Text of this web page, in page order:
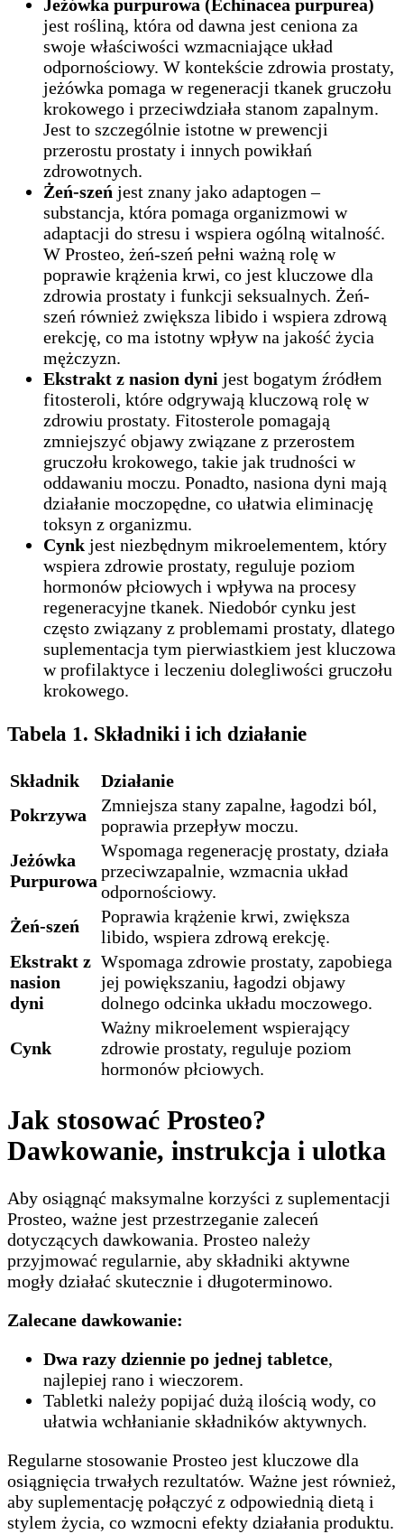
Jeżówka purpurowa (Echinacea purpurea)
jest rośliną, która od dawna jest ceniona za
swoje właściwości wzmacniające układ
odpornościowy. W kontekście zdrowia prostaty,
jeżówka pomaga w regeneracji tkanek gruczołu
krokowego i przeciwdziała stanom zapalnym.
Jest to szczególnie istotne w prewencji
przerostu prostaty i innych powikłań
zdrowotnych.
Żeń-szeń jest znany jako adaptogen –
substancja, która pomaga organizmowi w
adaptacji do stresu i wspiera ogólną witalność.
W Prosteo, żeń-szeń pełni ważną rolę w
poprawie krążenia krwi, co jest kluczowe dla
zdrowia prostaty i funkcji seksualnych. Żeń-
szeń również zwiększa libido i wspiera zdrową
erekcję, co ma istotny wpływ na jakość życia
mężczyzn.
Ekstrakt z nasion dyni jest bogatym źródłem
fitosteroli, które odgrywają kluczową rolę w
zdrowiu prostaty. Fitosterole pomagają
zmniejszyć objawy związane z przerostem
gruczołu krokowego, takie jak trudności w
oddawaniu moczu. Ponadto, nasiona dyni mają
działanie moczopędne, co ułatwia eliminację
toksyn z organizmu.
Cynk jest niezbędnym mikroelementem, który
wspiera zdrowie prostaty, reguluje poziom
hormonów płciowych i wpływa na procesy
regeneracyjne tkanek. Niedobór cynku jest
często związany z problemami prostaty, dlatego
suplementacja tym pierwiastkiem jest kluczowa
w profilaktyce i leczeniu dolegliwości gruczołu
krokowego.
Tabela 1. Składniki i ich działanie
Składnik
Działanie
Pokrzywa
Zmniejsza stany zapalne, łagodzi ból,
poprawia przepływ moczu.
Jeżówka
Purpurowa
Wspomaga regenerację prostaty, działa
przeciwzapalnie, wzmacnia układ
odpornościowy.
Żeń-szeń
Poprawia krążenie krwi, zwiększa
libido, wspiera zdrową erekcję.
Ekstrakt z
nasion
dyni
Wspomaga zdrowie prostaty, zapobiega
jej powiększaniu, łagodzi objawy
dolnego odcinka układu moczowego.
Cynk
Ważny mikroelement wspierający
zdrowie prostaty, reguluje poziom
hormonów płciowych.
Jak stosować Prosteo?
Dawkowanie, instrukcja i ulotka
Aby osiągnąć maksymalne korzyści z suplementacji
Prosteo, ważne jest przestrzeganie zaleceń
dotyczących dawkowania. Prosteo należy
przyjmować regularnie, aby składniki aktywne
mogły działać skutecznie i długoterminowo.
Zalecane dawkowanie:
Dwa razy dziennie po jednej tabletce,
najlepiej rano i wieczorem.
Tabletki należy popijać dużą ilością wody, co
ułatwia wchłanianie składników aktywnych.
Regularne stosowanie Prosteo jest kluczowe dla
osiągnięcia trwałych rezultatów. Ważne jest również,
aby suplementację połączyć z odpowiednią dietą i
stylem życia, co wzmocni efekty działania produktu.